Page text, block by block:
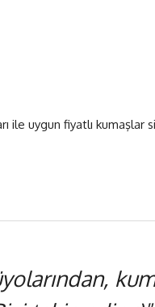
uygun fiyatlı kumaşlar